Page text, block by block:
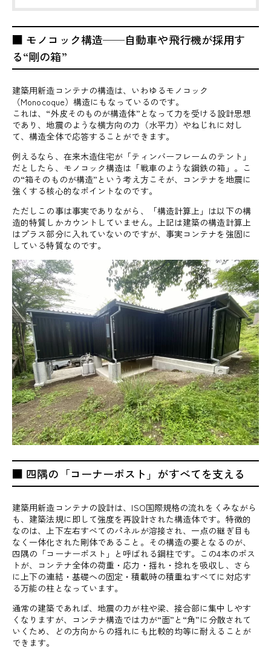
■ モノコック構造──自動車や飛行機が採用す
る“剛の箱”
建築用新造コンテナの構造は、いわゆるモノコック
（Monocoque）構造にもなっているのです。
これは、“外皮そのものが構造体”となって力を受ける設計思想
であり、地震のような横方向の力（水平力）やねじれに対し
て、構造全体で応答することができます。
例えるなら、在来木造住宅が「ティンバーフレームのテント」
だとしたら、モノコック構造は「戦車のような鋼鉄の箱」。こ
の“箱そのものが構造”という考え方こそが、コンテナを地震に
強くする核心的なポイントなのです。
ただしこの事は事実でありながら、「構造計算上」は以下の構
造的特質しかカウントしていません。上記は建築の構造計算上
はプラス部分に入れていないのですが、事実コンテナを強固に
している特質なのです。
■ 四隅の「コーナーポスト」がすべてを支える
建築用新造コンテナの設計は、ISO国際規格の流れをくみながら
も、建築法規に即して強度を再設計された構造体です。特徴的
なのは、上下左右すべてのパネルが溶接され、一点の継ぎ目も
なく一体化された剛体であること。その構造の要となるのが、
四隅の「コーナーポスト」と呼ばれる鋼柱です。この4本のポス
トが、コンテナ全体の荷重・応力・揺れ・捻れを吸収し、さら
に上下の連結・基礎への固定・積載時の積重ねすべてに対応す
る万能の柱となっています。
通常の建築であれば、地震の力が柱や梁、接合部に集中しやす
くなりますが、コンテナ構造では力が“面”と“角”に分散されて
いくため、どの方向からの揺れにも比較的均等に耐えることが
できます。